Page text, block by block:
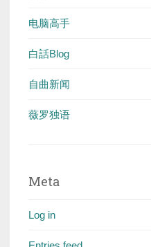
电脑高手
白話Blog
自曲新闻
薇罗独语
Meta
Log in